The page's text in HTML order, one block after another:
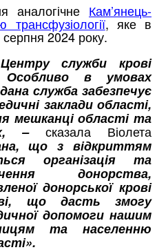
аналогічне Кам’янець-
трансфузіології, яке в
2024 року.
служби крові
Особливо в умовах
служба забезпечує
заклади області,
мешканці області та
– сказала Віолета
що з відкриттям
організація та
донорства,
донорської крові
що дасть змогу
допомоги нашим
та населенню